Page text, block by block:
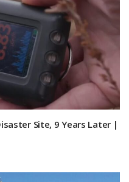
Site, 9 Years Later |